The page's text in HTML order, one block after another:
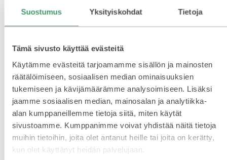
Suostumus Yksityiskohdat Tietoja
Tämä sivusto käyttää evästeitä
Käytämme evästeitä tarjoamamme sisällön ja mainosten
räätälöimiseen, sosiaalisen median ominaisuuksien
tukemiseen ja kävijämäärämme analysoimiseen. Lisäksi
jaamme sosiaalisen median, mainosalan ja analytiikka-
alan kumppaneillemme tietoja siitä, miten käytät
sivustoamme. Kumppanimme voivat yhdistää näitä tietoja
muihin tietoihin, joita olet antanut heille tai joita on kerätty,
kun olet käyttänyt heidän palvelujaan.
ENYAQ
ELROQ
Karoq Cleverissä on kevytmetallivanteet 7.0 J x 17",
Triton.
Näyttäviä kevytmetallivanteita, monipuolisia
tietoviihdejärjestelmiä, edistyksellisiä liitettävyysvalmiuksia,
pysäköintitutkia, kaksialueisia automaatti-ilmastointeja,
lämmitettäviä monitoimiohjauspyöriä, tunnelmavalaistuksia,
erityisiä sisustuksia, koristelistoja ja tottakai myös Simply
Clever -ratkaisuja.